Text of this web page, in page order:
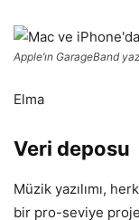
Apple’ın GarageBand
Elma
Veri deposu
Müzik yazılımı,
bir pro-seviye